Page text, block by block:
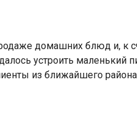
домашних блюд и, к
устроить
из ближайшего